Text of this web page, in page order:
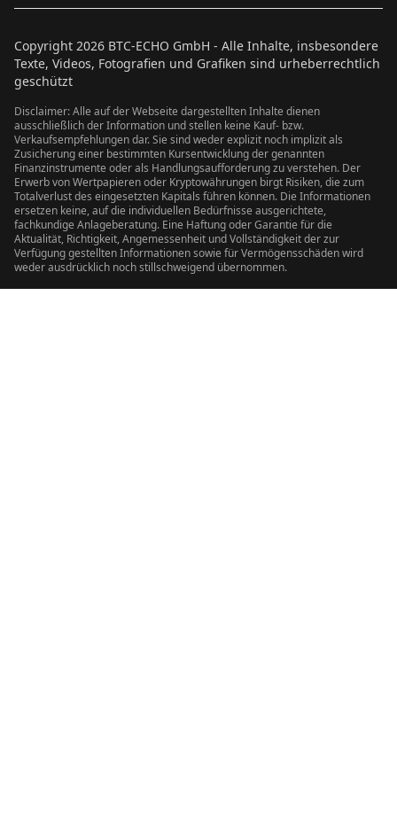
Copyright 2026 BTC-ECHO GmbH - Alle Inhalte, insbesondere
Texte, Videos, Fotografien und Grafiken sind urheberrechtlich
geschützt
Disclaimer: Alle auf der Webseite dargestellten Inhalte dienen
ausschließlich der Information und stellen keine Kauf- bzw.
Verkaufsempfehlungen dar. Sie sind weder explizit noch implizit als
Zusicherung einer bestimmten Kursentwicklung der genannten
Finanzinstrumente oder als Handlungsaufforderung zu verstehen. Der
Erwerb von Wertpapieren oder Kryptowährungen birgt Risiken, die zum
Totalverlust des eingesetzten Kapitals führen können. Die Informationen
ersetzen keine, auf die individuellen Bedürfnisse ausgerichtete,
fachkundige Anlageberatung. Eine Haftung oder Garantie für die
Aktualität, Richtigkeit, Angemessenheit und Vollständigkeit der zur
Verfügung gestellten Informationen sowie für Vermögensschäden wird
weder ausdrücklich noch stillschweigend übernommen.